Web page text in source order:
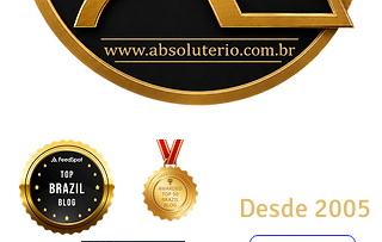
Desde 2005